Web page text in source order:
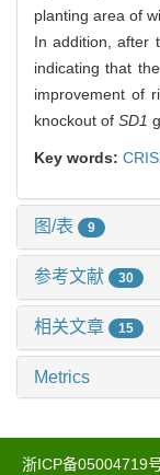
planting area of
In addition, after
indicating that
improvement of
knockout of SD1
Key words:
图/表 9
参考文献 30
相关文章 15
Metrics
浙ICP备05004719